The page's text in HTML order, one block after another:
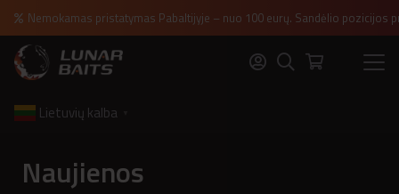
Nemokamas pristatymas Pabaltijyje – nuo 100 eurų. Sandėlio
Lietuvių kalba
Naujienos